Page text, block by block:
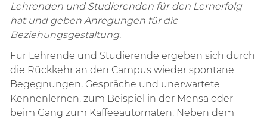
Lehrenden und Studierenden für den Lernerfolg
hat und geben Anregungen für die
Beziehungsgestaltung.
Für Lehrende und Studierende ergeben sich durch
die Rückkehr an den Campus wieder spontane
Begegnungen, Gespräche und unerwartete
Kennenlernen, zum Beispiel in der Mensa oder
beim Gang zum Kaffeeautomaten. Neben dem